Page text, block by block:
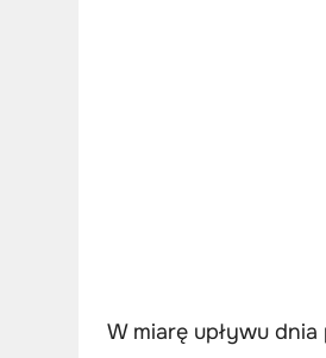
W miarę upływu